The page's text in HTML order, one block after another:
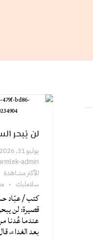
لن يُبحر
يوليو 31, 2026
admin
الأكثر مشاهدة
سلامليك
كتب / عبّاد
قصيرة: لن
عندما عُدنا
بعد الغداء،